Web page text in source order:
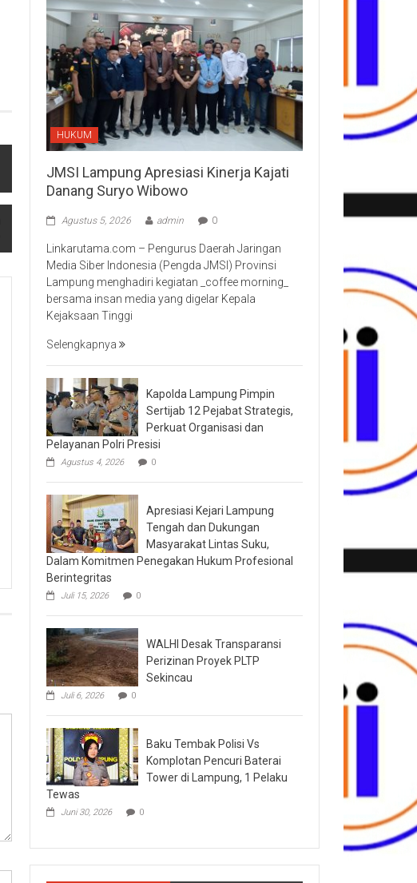
HUKUM
JMSI Lampung Apresiasi Kinerja Kajati
Danang Suryo Wibowo
Agustus 5, 2026 admin 0
Linkarutama.com – Pengurus Daerah Jaringan
Media Siber Indonesia (Pengda JMSI) Provinsi
Lampung menghadiri kegiatan _coffee morning_
bersama insan media yang digelar Kepala
Kejaksaan Tinggi
Selengkapnya
Kapolda Lampung Pimpin
Sertijab 12 Pejabat Strategis,
Perkuat Organisasi dan
Pelayanan Polri Presisi
Agustus 4, 2026 0
Apresiasi Kejari Lampung
Tengah dan Dukungan
Masyarakat Lintas Suku,
Dalam Komitmen Penegakan Hukum Profesional
Berintegritas
Juli 15, 2026 0
WALHI Desak Transparansi
Perizinan Proyek PLTP
Sekincau
Juli 6, 2026 0
Baku Tembak Polisi Vs
Komplotan Pencuri Baterai
Tower di Lampung, 1 Pelaku
Tewas
Juni 30, 2026 0